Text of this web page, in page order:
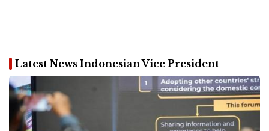
Latest News Indonesian Vice President